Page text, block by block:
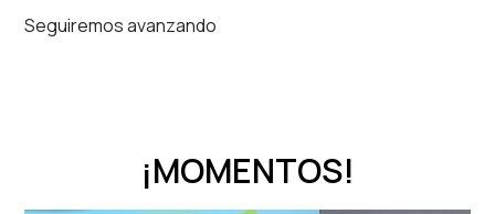
Seguiremos avanzando
¡MOMENTOS!